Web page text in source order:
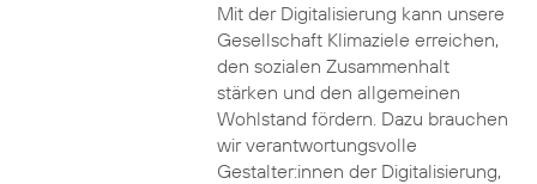
Mit der Digitalisierung kann unsere
Gesellschaft Klimaziele erreichen,
den sozialen Zusammenhalt
stärken und den allgemeinen
Wohlstand fördern. Dazu brauchen
wir verantwortungsvolle
Gestalter:innen der Digitalisierung,